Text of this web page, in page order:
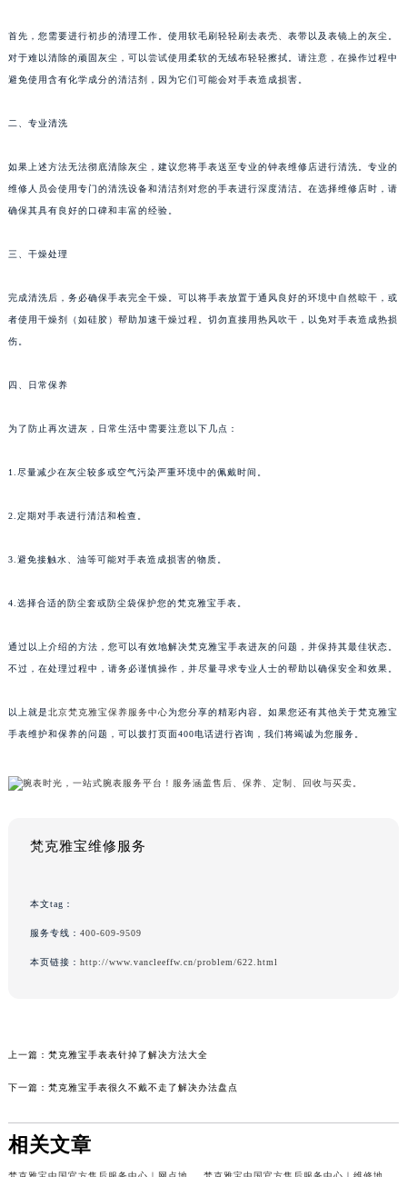
首先，您需要进行初步的清理工作。使用软毛刷轻轻刷去表壳、表带以及表镜上的灰尘。
对于难以清除的顽固灰尘，可以尝试使用柔软的无绒布轻轻擦拭。请注意，在操作过程中
避免使用含有化学成分的清洁剂，因为它们可能会对手表造成损害。
二、专业清洗
如果上述方法无法彻底清除灰尘，建议您将手表送至专业的钟表维修店进行清洗。专业的
维修人员会使用专门的清洗设备和清洁剂对您的手表进行深度清洁。在选择维修店时，请
确保其具有良好的口碑和丰富的经验。
三、干燥处理
完成清洗后，务必确保手表完全干燥。可以将手表放置于通风良好的环境中自然晾干，或
者使用干燥剂（如硅胶）帮助加速干燥过程。切勿直接用热风吹干，以免对手表造成热损
伤。
四、日常保养
为了防止再次进灰，日常生活中需要注意以下几点：
1.尽量减少在灰尘较多或空气污染严重环境中的佩戴时间。
2.定期对手表进行清洁和检查。
3.避免接触水、油等可能对手表造成损害的物质。
4.选择合适的防尘套或防尘袋保护您的梵克雅宝手表。
通过以上介绍的方法，您可以有效地解决梵克雅宝手表进灰的问题，并保持其最佳状态。
不过，在处理过程中，请务必谨慎操作，并尽量寻求专业人士的帮助以确保安全和效果。
以上就是北京梵克雅宝保养服务中心为您分享的精彩内容。如果您还有其他关于梵克雅宝
手表维护和保养的问题，可以拨打页面400电话进行咨询，我们将竭诚为您服务。
梵克雅宝维修服务
本文tag：
服务专线： 400-609-9509
本页链接： http://www.vancleeffw.cn/problem/622.html
上一篇： 梵克雅宝手表表针掉了解决方法大全
下一篇： 梵克雅宝手表很久不戴不走了解决办法盘点
相关文章